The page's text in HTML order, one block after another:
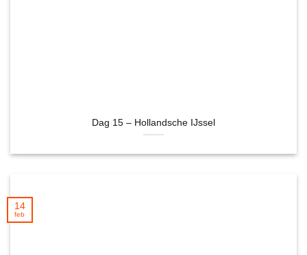
Dag 15 – Hollandsche IJssel
14
feb